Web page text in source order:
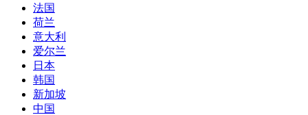
法国
荷兰
意大利
爱尔兰
日本
韩国
新加坡
中国